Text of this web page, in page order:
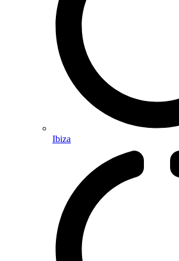
Ibiza